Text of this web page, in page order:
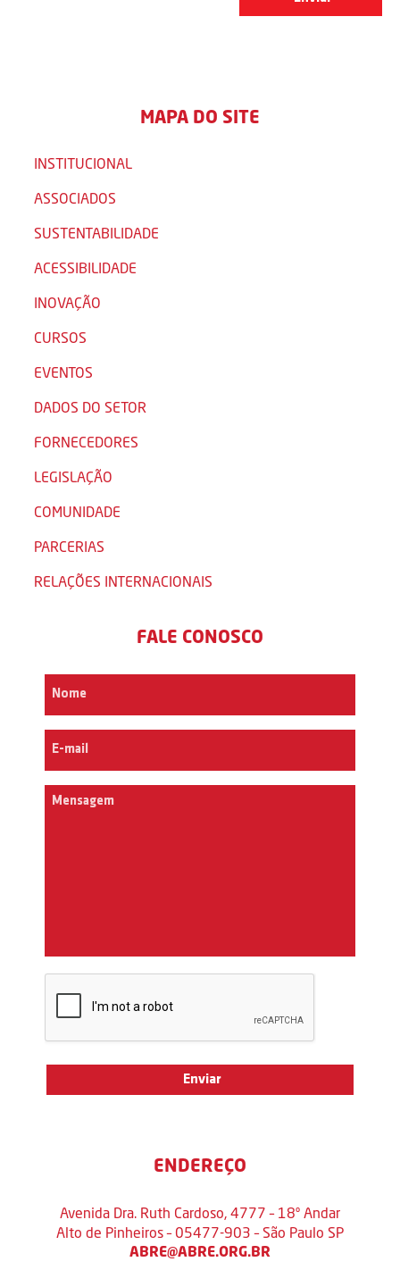
MAPA DO SITE
INSTITUCIONAL
ASSOCIADOS
SUSTENTABILIDADE
ACESSIBILIDADE
INOVAÇÃO
CURSOS
EVENTOS
DADOS DO SETOR
FORNECEDORES
LEGISLAÇÃO
COMUNIDADE
PARCERIAS
RELAÇÕES INTERNACIONAIS
FALE CONOSCO
ENDEREÇO
Avenida Dra. Ruth Cardoso, 4777 – 18º Andar
Alto de Pinheiros – 05477-903 – São Paulo SP
ABRE@ABRE.ORG.BR